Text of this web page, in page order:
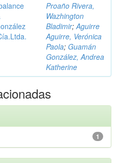
Proaño Rivera,
Wazhington
Bladimir;Aguirre
Aguirre, Verónica
Paola; Guamán
González, Andrea
Katherine
1